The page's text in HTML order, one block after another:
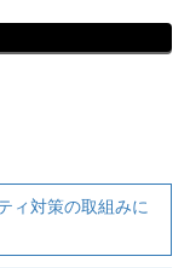
ィ対策の取組みに